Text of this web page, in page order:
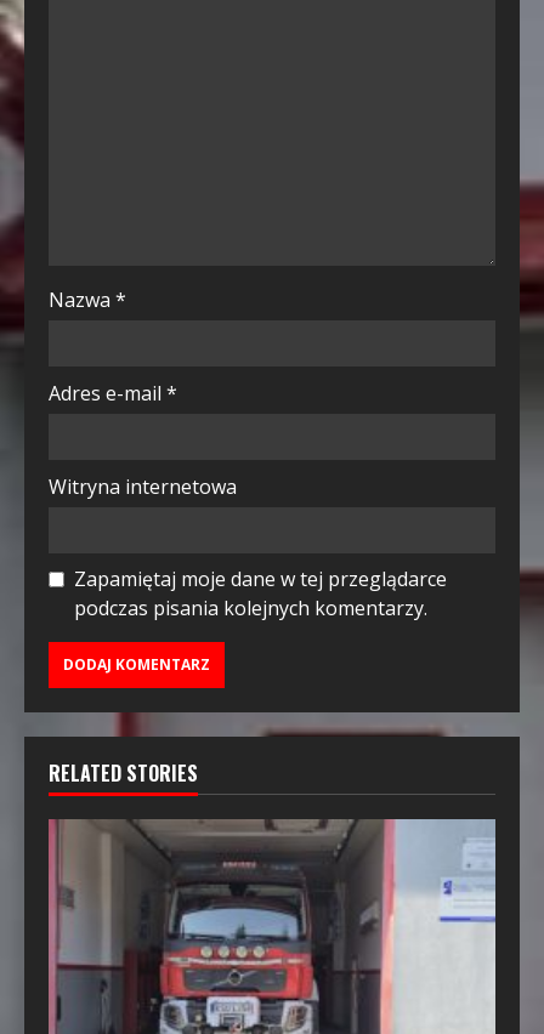
Nazwa *
Adres e-mail *
Witryna internetowa
Zapamiętaj moje dane w tej przeglądarce
podczas pisania kolejnych komentarzy.
RELATED STORIES